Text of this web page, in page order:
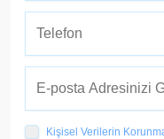
Kişisel Verilerin